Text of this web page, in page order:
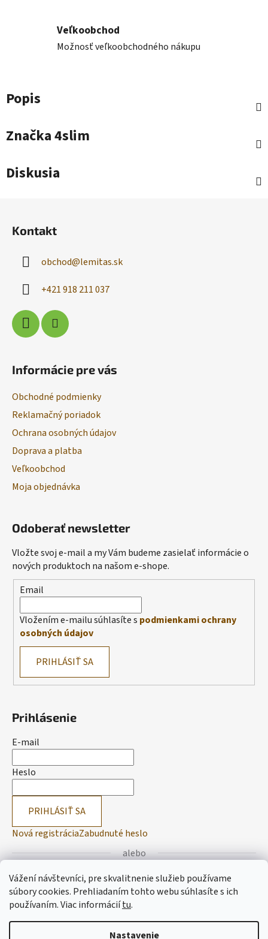
Vážení návštevníci, pre skvalitnenie služieb používame
súbory cookies. Prehliadaním tohto webu súhlasíte s ich
používaním.Viac informáciítu.
Nastavenie
Veľkoobchod
Možnosť veľkoobchodného nákupu
Popis
Značka4slim
Diskusia
Kontakt
obchod@lemitas.sk
+421 918 211 037
Informácie pre vás
Obchodné podmienky
Reklamačný poriadok
Ochrana osobných údajov
Doprava a platba
Veľkoobchod
Moja objednávka
Odoberať newsletter
Vložte svoj e-mail a my Vám budeme zasielať informácie o
nových produktoch na našom e-shope.
Email
Vložením e-mailu súhlasíte s podmienkami ochrany
osobných údajov
PRIHLÁSIŤ SA
Prihlásenie
E-mail
Heslo
PRIHLÁSIŤ SA
Nová registráciaZabudnuté heslo
alebo
Prihlásiť sa cez Facebook
Prihlásiť sa cez Google